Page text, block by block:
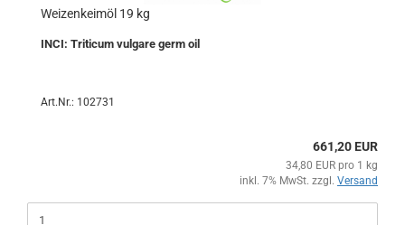
Weizenkeimöl 19 kg
INCI: Triticum vulgare germ oil
Art.Nr.: 102731
661,20 EUR
34,80 EUR pro 1 kg
inkl. 7% MwSt. zzgl. Versand